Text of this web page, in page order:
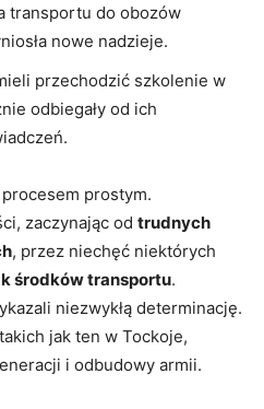
transportu do obozów
nowe nadzieje.
przechodzić szkolenie w
odbiegały od ich
procesem prostym.
zaczynając od trudnych
, przez niechęć niektórych
środków transportu.
niezwykłą determinację.
jak ten w Tockoje,
i odbudowy armii.